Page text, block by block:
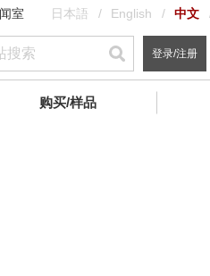
室 日本語 English 中文
登录/注册
购买/样品